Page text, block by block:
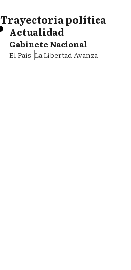
Trayectoria política
Actualidad
Gabinete Nacional
El País La Libertad Avanza